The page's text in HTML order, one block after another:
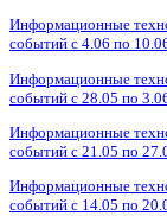
Информационные
событий с 4.06 по
Информационные
событий с 28.05 по
Информационные
событий с 21.05 по
Информационные
событий с 14.05 по